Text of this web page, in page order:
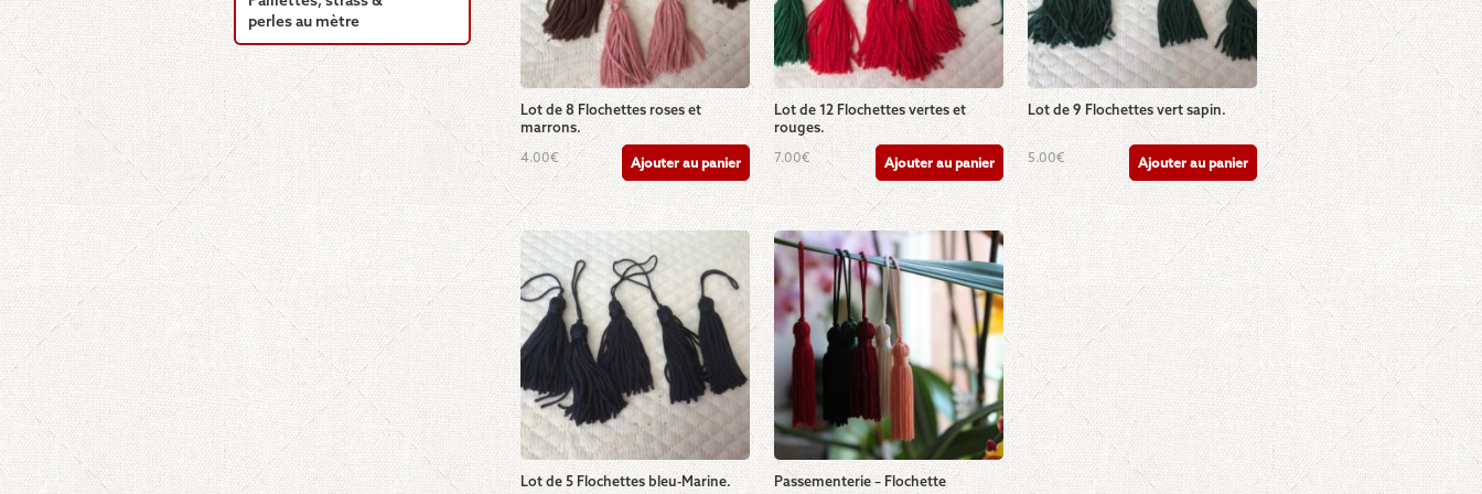
Lot de 8 Flochettes roses et
marrons.
4.00€ Ajouter au panier
Lot de 12 Flochettes vertes et
rouges.
7.00€ Ajouter au panier
Lot de 9 Flochettes vert sapin.
5.00€ Ajouter au panier
Lot de 5 Flochettes bleu-Marine.
Passementerie – Flochette
perles au mètre